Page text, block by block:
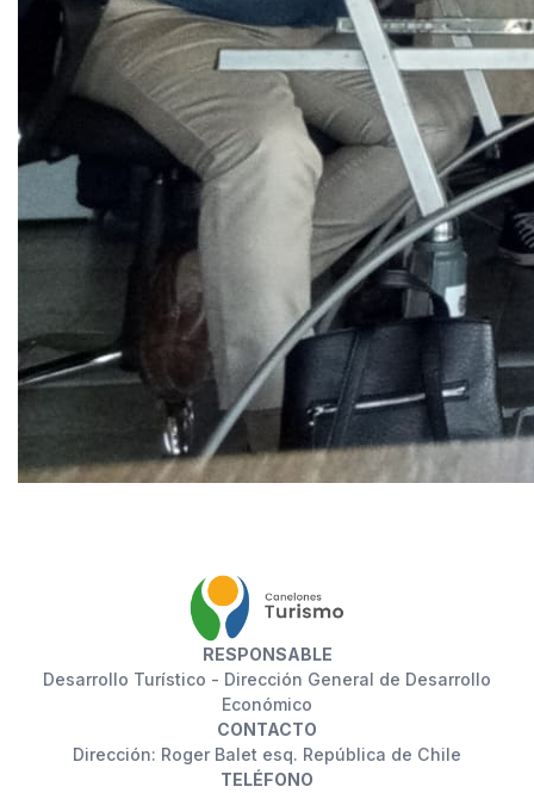
RESPONSABLE
Desarrollo Turístico - Dirección General de Desarrollo
Económico
CONTACTO
Dirección: Roger Balet esq. República de Chile
TELÉFONO